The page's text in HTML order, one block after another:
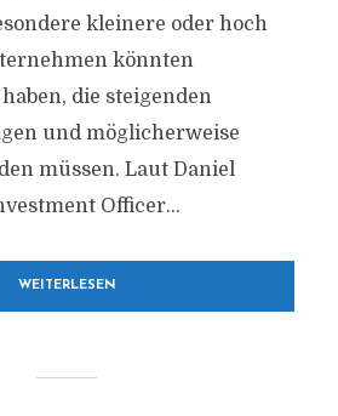
kleinere oder hoch
könnten
die steigenden
und möglicherweise
müssen. Laut Daniel
Officer...
WEITERLESEN